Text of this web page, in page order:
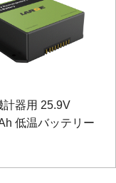
計器用 25.9V
低温バッテリー